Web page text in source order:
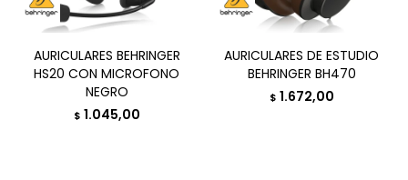
AURICULARES BEHRINGER
HS20 CON MICROFONO
NEGRO
$ 1.045,00
AURICULARES DE ESTUDIO
BEHRINGER BH470
$ 1.672,00